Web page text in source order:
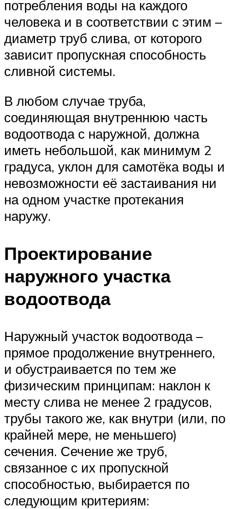
потребления воды на каждого
человека и в соответствии с этим –
диаметр труб слива, от которого
зависит пропускная способность
сливной системы.
В любом случае труба,
соединяющая внутреннюю часть
водоотвода с наружной, должна
иметь небольшой, как минимум 2
градуса, уклон для самотёка воды и
невозможности её застаивания ни
на одном участке протекания
наружу.
Проектирование
наружного участка
водоотвода
Наружный участок водоотвода –
прямое продолжение внутреннего,
и обустраивается по тем же
физическим принципам: наклон к
месту слива не менее 2 градусов,
трубы такого же, как внутри (или, по
крайней мере, не меньшего)
сечения. Сечение же труб,
связанное с их пропускной
способностью, выбирается по
следующим критериям: